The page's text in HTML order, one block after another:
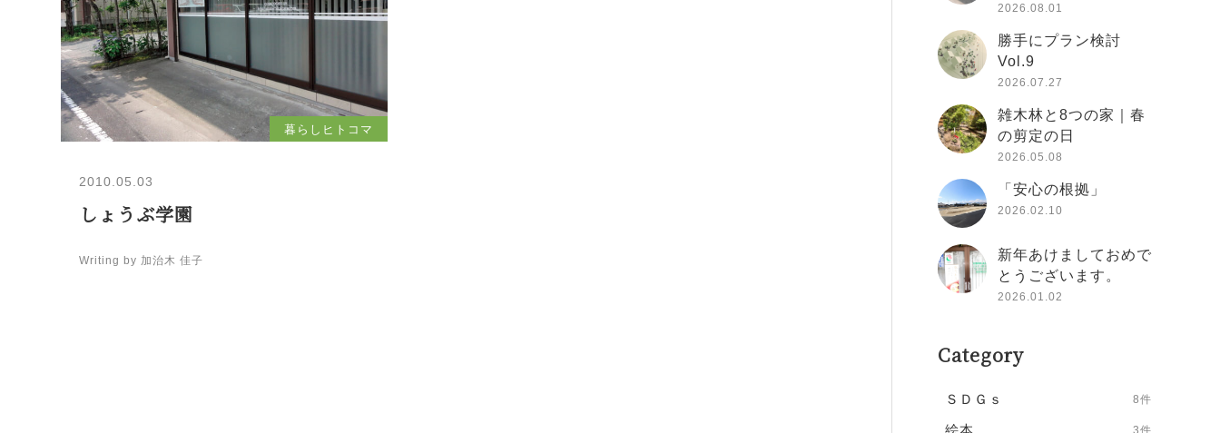
2026.08.01
勝手にプラン検討
Vol.9
2026.07.27
雑木林と8つの家｜春
の剪定の日
2026.05.08
「安心の根拠」
2026.02.10
新年あけましておめで
とうございます。
2026.01.02
Category
ＳＤＧｓ 8件
絵本 3件
暮らしヒトコマ
2010.05.03
しょうぶ学園
Writing by 加治木 佳子